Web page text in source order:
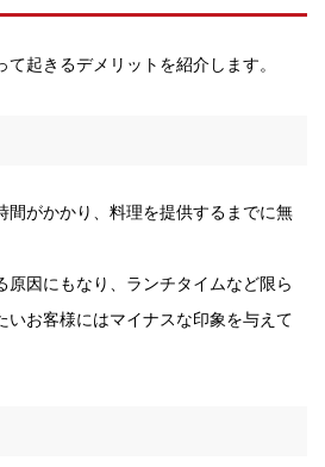
起きるデメリットを紹介します。
間がかかり、料理を提供するまでに無
原因にもなり、ランチタイムなど限ら
いお客様にはマイナスな印象を与えて